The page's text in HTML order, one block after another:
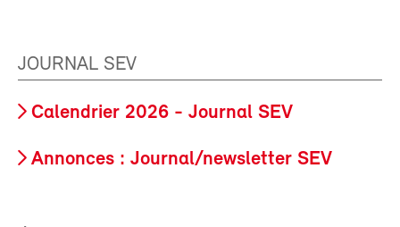
JOURNAL SEV
Calendrier 2026 - Journal SEV
Annonces : Journal/newsletter SEV